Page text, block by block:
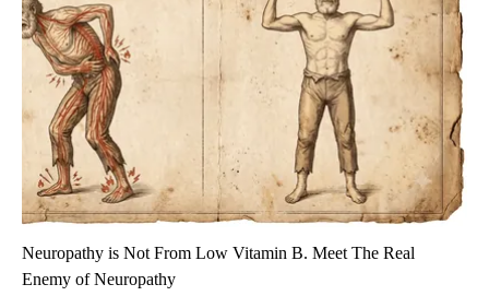
Neuropathy is Not From Low Vitamin B. Meet The Real
Enemy of Neuropathy